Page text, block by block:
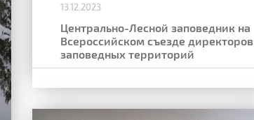
13.12.2023
Центрально-Лесной заповедник на
Всероссийском съезде директоров
заповедных территорий